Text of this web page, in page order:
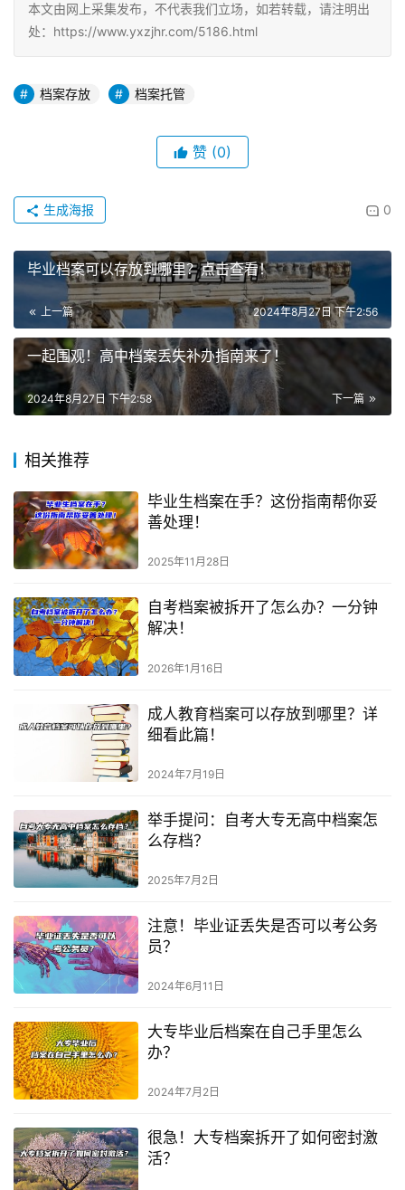
本文由网上采集发布，不代表我们立场，如若转载，请注明出
处：https://www.yxzjhr.com/5186.html
档案存放 档案托管
赞 (0)
0
生成海报
毕业档案可以存放到哪里？点击查看！
上一篇 2024年8月27日 下午2:56
一起围观！高中档案丢失补办指南来了！
下一篇
2024年8月27日 下午2:58
相关推荐
毕业生档案在手？这份指南帮你妥
善处理！
2025年11月28日
自考档案被拆开了怎么办？一分钟
解决！
2026年1月16日
成人教育档案可以存放到哪里？详
细看此篇！
2024年7月19日
举手提问：自考大专无高中档案怎
么存档？
2025年7月2日
注意！毕业证丢失是否可以考公务
员？
2024年6月11日
大专毕业后档案在自己手里怎么
办？
2024年7月2日
很急！大专档案拆开了如何密封激
活？